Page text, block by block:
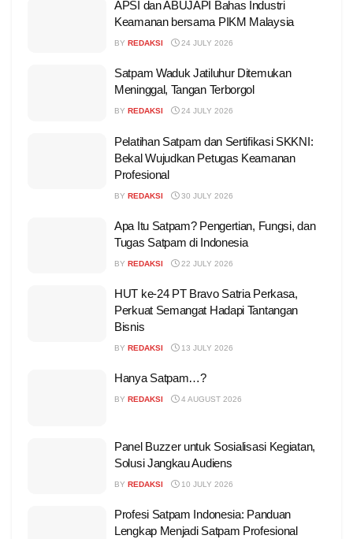
APSI dan ABUJAPI Bahas Industri
Keamanan bersama PIKM Malaysia
BY REDAKSI 24 JULY 2026
Satpam Waduk Jatiluhur Ditemukan
Meninggal, Tangan Terborgol
BY REDAKSI 24 JULY 2026
Pelatihan Satpam dan Sertifikasi SKKNI:
Bekal Wujudkan Petugas Keamanan
Profesional
BY REDAKSI 30 JULY 2026
Apa Itu Satpam? Pengertian, Fungsi, dan
Tugas Satpam di Indonesia
BY REDAKSI 22 JULY 2026
HUT ke-24 PT Bravo Satria Perkasa,
Perkuat Semangat Hadapi Tantangan
Bisnis
BY REDAKSI 13 JULY 2026
Hanya Satpam…?
BY REDAKSI 4 AUGUST 2026
Panel Buzzer untuk Sosialisasi Kegiatan,
Solusi Jangkau Audiens
BY REDAKSI 10 JULY 2026
Profesi Satpam Indonesia: Panduan
Lengkap Menjadi Satpam Profesional